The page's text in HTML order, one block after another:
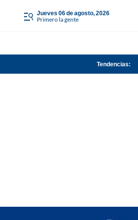
jueves 06 de agosto, 2026
Primero la gente
Tendencias: